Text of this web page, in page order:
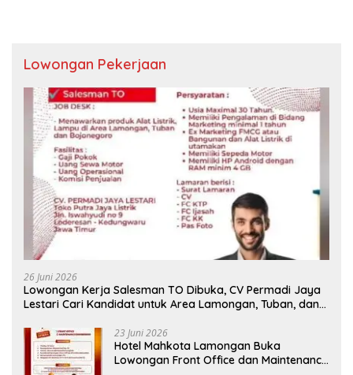
Lowongan Pekerjaan
26 Juni 2026
Lowongan Kerja Salesman TO Dibuka, CV Permadi Jaya
Lestari Cari Kandidat untuk Area Lamongan, Tuban, dan
23 Juni 2026
Hotel Mahkota Lamongan Buka
Lowongan Front Office dan Maintenance